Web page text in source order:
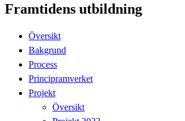
Framtidens utbildning
Översikt
Bakgrund
Process
Principramverket
Projekt
Översikt